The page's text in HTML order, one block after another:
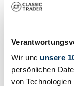
Wir und unsere
persönlichen
von
1987 | Elddis
hace